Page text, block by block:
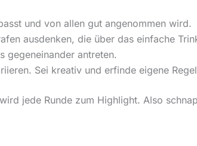
und von allen gut angenommen wird.
ausdenken, die über das einfache
gegeneinander antreten.
Sei kreativ und erfinde eigene
jede Runde zum Highlight. Also